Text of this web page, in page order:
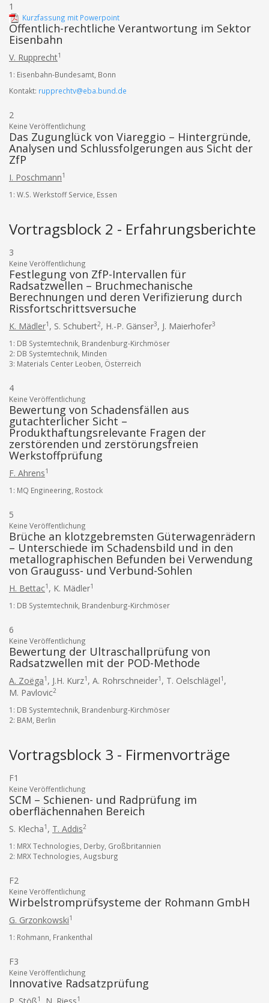
1
Kurzfassung mit Powerpoint
Öffentlich-rechtliche Verantwortung im Sektor
Eisenbahn
V. Rupprecht1
1: Eisenbahn-Bundesamt, Bonn
Kontakt: rupprechtv@eba.bund.de
2
Keine Veröffentlichung
Das Zugunglück von Viareggio – Hintergründe,
Analysen und Schlussfolgerungen aus Sicht der
ZfP
I. Poschmann1
1: W.S. Werkstoff Service, Essen
Vortragsblock 2 - Erfahrungsberichte
3
Keine Veröffentlichung
Festlegung von ZfP-Intervallen für
Radsatzwellen – Bruchmechanische
Berechnungen und deren Verifizierung durch
Rissfortschrittsversuche
K. Mädler1 , S. Schubert2, H.-P. Gänser3, J. Maierhofer3
1: DB Systemtechnik, Brandenburg-Kirchmöser
2: DB Systemtechnik, Minden
3: Materials Center Leoben, Österreich
4
Keine Veröffentlichung
Bewertung von Schadensfällen aus
gutachterlicher Sicht –
Produkthaftungsrelevante Fragen der
zerstörenden und zerstörungsfreien
Werkstoffprüfung
F. Ahrens1
1: MQ Engineering, Rostock
5
Keine Veröffentlichung
Brüche an klotzgebremsten Güterwagenrädern
– Unterschiede im Schadensbild und in den
metallographischen Befunden bei Verwendung
von Grauguss- und Verbund-Sohlen
H. Bettac1 , K. Mädler1
1: DB Systemtechnik, Brandenburg-Kirchmöser
6
Keine Veröffentlichung
Bewertung der Ultraschallprüfung von
Radsatzwellen mit der POD-Methode
A. Zoëga1 , J.H. Kurz1 , A. Rohrschneider1 , T. Oelschlägel1 ,
M. Pavlovic2
1: DB Systemtechnik, Brandenburg-Kirchmöser
2: BAM, Berlin
Vortragsblock 3 - Firmenvorträge
F1
Keine Veröffentlichung
SCM – Schienen- und Radprüfung im
oberflächennahen Bereich
S. Klecha1 , T. Addis2
1: MRX Technologies, Derby, Großbritannien
2: MRX Technologies, Augsburg
F2
Keine Veröffentlichung
Wirbelstromprüfsysteme der Rohmann GmbH
G. Grzonkowski1
1: Rohmann, Frankenthal
F3
Keine Veröffentlichung
Innovative Radsatzprüfung
1 1